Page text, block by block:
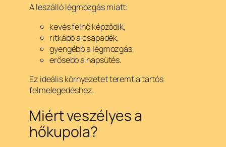
A leszálló légmozgás miatt:
kevés felhő képződik,
ritkább a csapadék,
gyengébb a légmozgás,
erősebb a napsütés.
Ez ideális környezetet teremt a tartós
felmelegedéshez.
Miért veszélyes a
hőkupola?